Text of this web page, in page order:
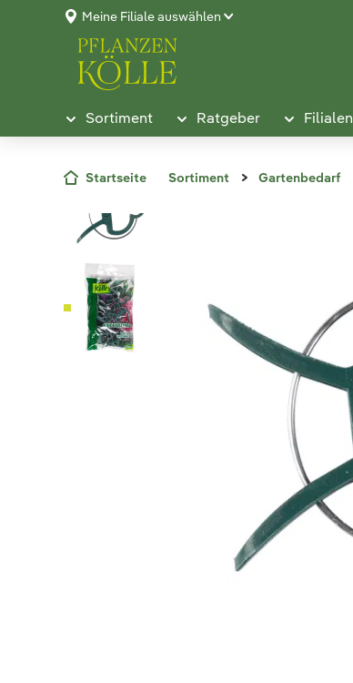
Meine Filiale auswählen
Sortiment Ratgeber Filialen
Startseite Sortiment Gartenbedarf